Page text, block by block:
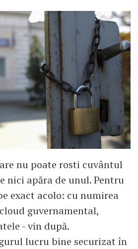
nu poate rosti cuvântul
nici apăra de unul. Pentru
exact acolo: cu numirea
guvernamental,
- vin după.
lucru bine securizat în